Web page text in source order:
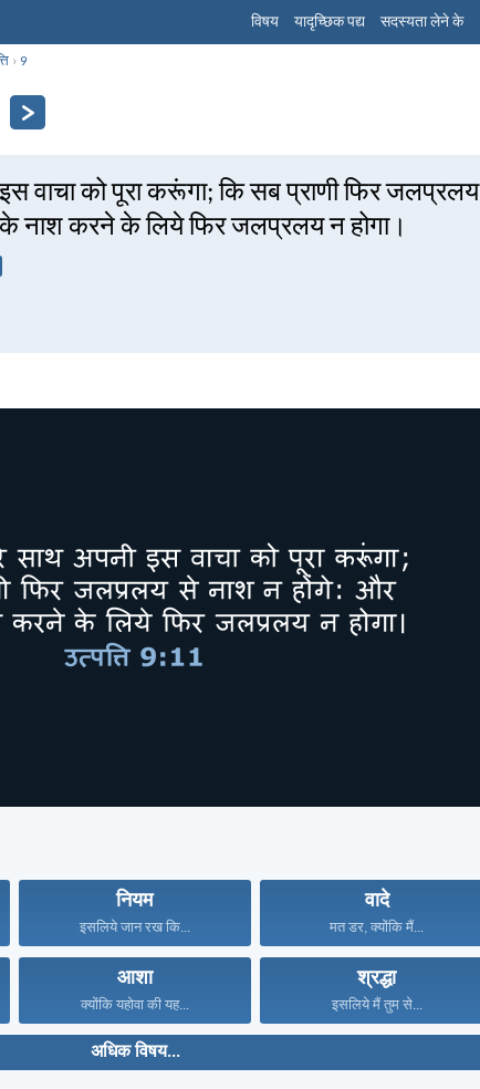
विषय यादृच्छिक पद्य सदस्यता लेने के
› 9
वाचा को पूरा करूंगा; कि सब प्राणी फिर जलप्रलय
नाश करने के लिये फिर जलप्रलय न होगा।
नियम
इसलिये जान रख कि...
वादे
मत डर, क्योंकि मैं...
आशा
क्योंकि यहोवा की यह...
श्रद्धा
इसलिये मैं तुम से...
अधिक विषय...